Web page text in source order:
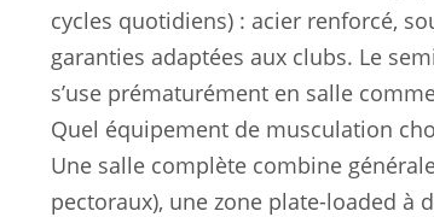
cycles quotidiens) : acier renforcé,
garanties adaptées aux clubs. Le
s’use prématurément en salle
Quel équipement de musculation
Une salle complète combine
pectoraux), une zone plate-loaded à